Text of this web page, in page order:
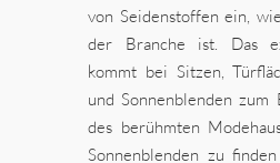
von Seidenstoffen ein,
der Branche ist. Das
kommt bei Sitzen,
und Sonnenblenden zum
des berühmten
Sonnenblenden zu